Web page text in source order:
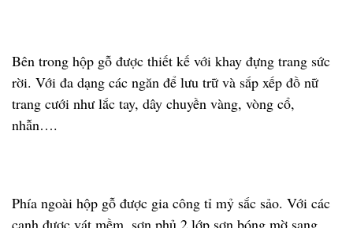
Bên trong hộp gỗ được thiết kế với khay đựng trang sức
rời. Với đa dạng các ngăn để lưu trữ và sắp xếp đồ nữ
trang cưới như lắc tay, dây chuyền vàng, vòng cổ,
nhẫn….
Phía ngoài hộp gỗ được gia công tỉ mỷ sắc sảo. Với các
cạnh được vát mềm, sơn phủ 2 lớp sơn bóng mờ sang